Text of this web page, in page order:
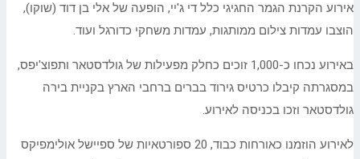
אירוע הקרנת הגמר החגיגי כלל די ג'יי, הופעה של אלי בן דוד (שוקו),
הוצבו עמדות צילום ממותגות, עמדות משחקי כדורגל ועוד.
באירוע נכחו כ-1,000 זוכים כחלק מפעילות של גולדסטאר ותפוצ'יפס,
במסגרתה קיבלו כרטיס גירוד בברים ברחבי הארץ בקניית בירה
גולדסטאר וזכו בכניסה לאירוע.
לאירוע הוזמנו כאורחות כבוד, 20 ספורטאיות של ספיישל אולימפיקס